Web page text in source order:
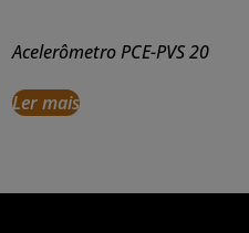
Acelerômetro PCE-PVS 20
Ler mais